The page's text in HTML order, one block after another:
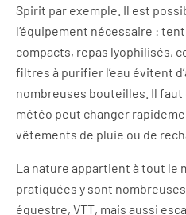
Spirit par exemple. Il est
l’équipement nécessaire :
compacts, repas lyophilisés,
filtres à purifier l’eau évitent
nombreuses bouteilles. Il faut
météo peut changer
vêtements de pluie ou de
La nature appartient à tout le
pratiquées y sont
équestre, VTT, mais aussi